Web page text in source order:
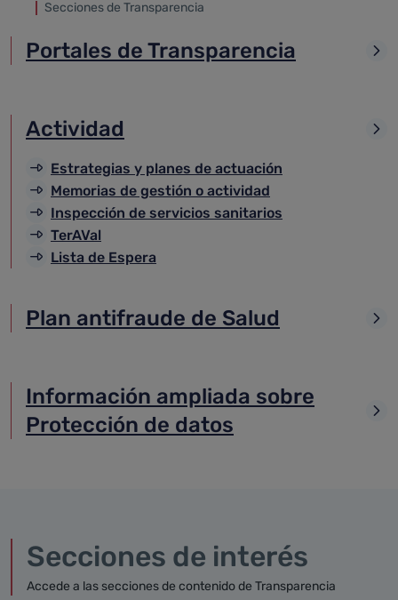
Secciones de Transparencia
Portales de Transparencia
Actividad
Estrategias y planes de actuación
Memorias de gestión o actividad
Inspección de servicios sanitarios
TerAVal
Lista de Espera
Plan antifraude de Salud
Información ampliada sobre
Protección de datos
Secciones de interés
Accede a las secciones de contenido de Transparencia